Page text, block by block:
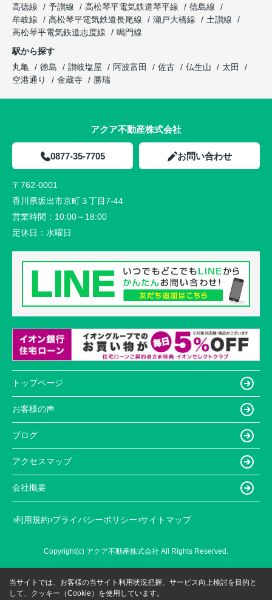
高徳線
予讃線 高松琴平電気鉄道琴平線
徳島線
牟岐線
高松琴平電気鉄道長尾線 瀬戸大橋線
土讃線
高松琴平電気鉄道志度線
鳴門線
駅から探す
丸亀
徳島 讃岐塩屋 阿波富田 佐古 仏生山
太田
空港通り
金蔵寺 勝瑞
アクア不動産株式会社
0877-35-7705 お問い合わせ
〒762-0001
香川県坂出市京町３丁目7-44
営業時間： 10:00～18:00
定休日： 水曜日
トップページ
お客様の声
ブログ
アクセスマップ
会社概要
利用規約 プライバシーポリシー サイトマップ
Copyright(c) アクア不動産株式会社 All Rights Reserved.
当サイトでは、お客様の当サイト利用状況把握、サービス向上検討を目的と
して、クッキー（Cookie）を使用しています。